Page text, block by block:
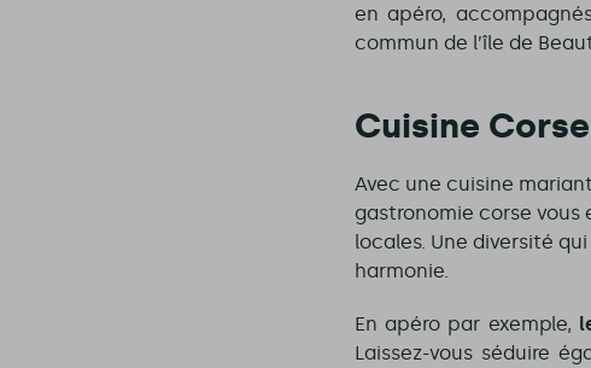
en apéro,
commun de l’île de
Cuisine
Avec une cuisine
gastronomie corse
locales. Une diversité
harmonie.
En apéro par exemple,
Laissez-vous séduire